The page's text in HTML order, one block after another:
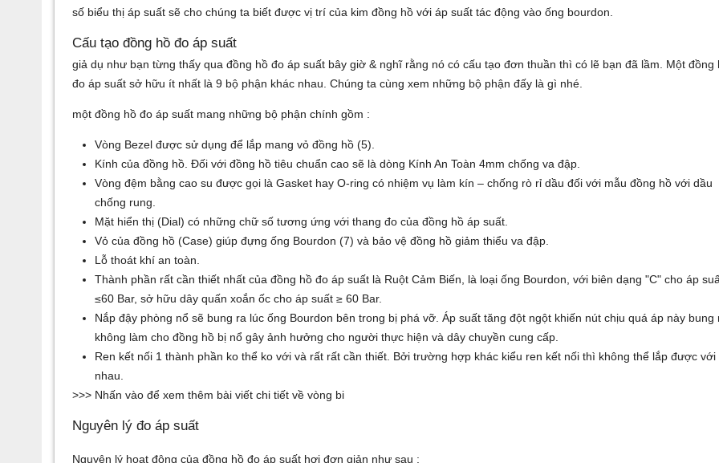
số biểu thị áp suất sẽ cho chúng ta biết được vị trí của kim đồng hồ với áp suất tác động vào ống bourdon.
Cấu tạo đồng hồ đo áp suất
giả dụ như bạn từng thấy qua đồng hồ đo áp suất bây giờ & nghĩ rằng nó có cấu tạo đơn thuần thì có lẽ bạn đã lầm. Một đồng
đo áp suất sở hữu ít nhất là 9 bộ phận khác nhau. Chúng ta cùng xem những bộ phận đấy là gì nhé.
một đồng hồ đo áp suất mang những bộ phận chính gồm :
Vòng Bezel được sử dụng để lắp mang vỏ đồng hồ (5).
Kính của đồng hồ. Đối với đồng hồ tiêu chuẩn cao sẽ là dòng Kính An Toàn 4mm chống va đập.
Vòng đệm bằng cao su được gọi là Gasket hay O-ring có nhiệm vụ làm kín – chống rò rỉ dầu đối với mẫu đồng hồ với dầu
chống rung.
Mặt hiển thị (Dial) có những chữ số tương ứng với thang đo của đồng hồ áp suất.
Vỏ của đồng hồ (Case) giúp đựng ống Bourdon (7) và bảo vệ đồng hồ giảm thiểu va đập.
Lỗ thoát khí an toàn.
Thành phần rất cần thiết nhất của đồng hồ đo áp suất là Ruột Cảm Biến, là loại ống Bourdon, với biên dạng "C" cho áp
≤60 Bar, sở hữu dây quấn xoắn ốc cho áp suất ≥ 60 Bar.
Nắp đậy phòng nổ sẽ bung ra lúc ống Bourdon bên trong bị phá vỡ. Áp suất tăng đột ngột khiến nút chịu quá áp này bung
không làm cho đồng hồ bị nổ gây ảnh hưởng cho người thực hiện và dây chuyền cung cấp.
Ren kết nối 1 thành phần ko thể ko với và rất rất cần thiết. Bởi trường hợp khác kiểu ren kết nối thì không thể lắp được với
nhau.
>>> Nhấn vào để xem thêm bài viết chi tiết vềvòng bi
Nguyên lý đo áp suất
Nguyên lý hoạt động của đồng hồ đo áp suất hơi đơn giản như sau :